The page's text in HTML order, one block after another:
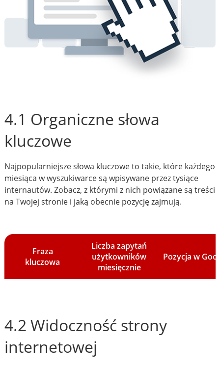
4.1 Organiczne słowa
kluczowe
Najpopularniejsze słowa kluczowe to takie, które każdego
miesiąca w wyszukiwarce są wpisywane przez tysiące
internautów. Zobacz, z którymi z nich powiązane są treści
na Twojej stronie i jaką obecnie pozycję zajmują.
Fraza
kluczowa
Liczba zapytań
użytkowników
miesięcznie
Pozycja w
4.2 Widoczność strony
internetowej